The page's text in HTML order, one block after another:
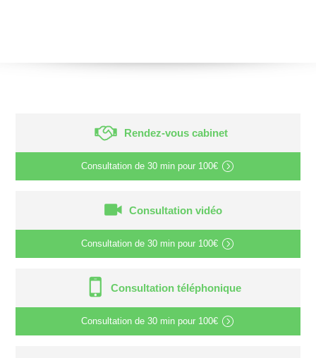
Rendez-vous cabinet
Consultation de 30 min pour 100€
Consultation vidéo
Consultation de 30 min pour 100€
Consultation téléphonique
Consultation de 30 min pour 100€